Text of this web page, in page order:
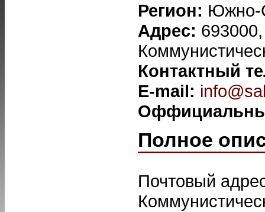
Регион: Южно-
Адрес:
Контактный
E-mail:
Полное
Почтовый